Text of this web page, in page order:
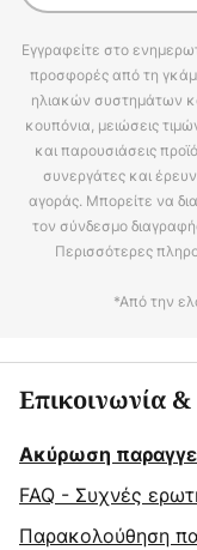
Εγγραφείτε στο
προσφορές από τη
ηλιακών συστημάτων
κουπόνια, μειώσεις
και παρουσιάσεις
συνεργάτες και
αγοράς. Μπορείτε να
τον σύνδεσμο
Περισσότερες
*Από την
Επικοινωνία
Ακύρωση
FAQ - Συχνές
Παρακολούθηση